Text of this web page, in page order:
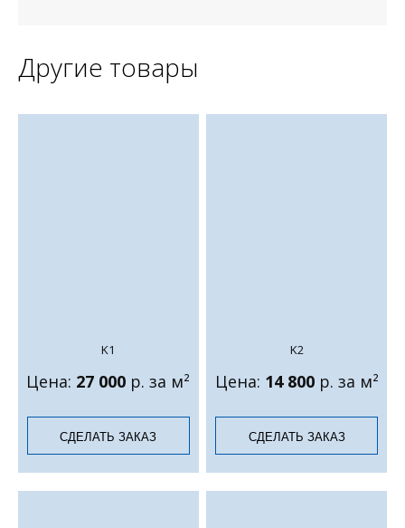
Другие товары
K1
Цена: 27 000 р. за м²
СДЕЛАТЬ ЗАКАЗ
K2
Цена: 14 800р. за м²
СДЕЛАТЬ ЗАКАЗ